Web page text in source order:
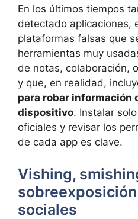
En los últimos tiempos
detectado aplicaciones,
plataformas falsas que
herramientas muy
de notas, colaboración,
y que, en realidad,
para robar información
dispositivo. Instalar
oficiales y revisar los
de cada app es clave.
Vishing,
sociales